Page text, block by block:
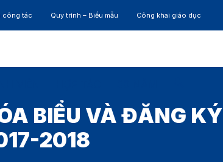
công tác Quy trình – Biểu mẫu Công khai giáo dục
BIỂU VÀ ĐĂNG KÝ
2018